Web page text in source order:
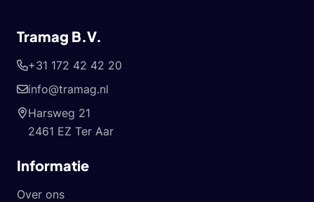
Tramag B.V.
+31 172 42 42 20
info@tramag.nl
Harsweg 21
2461 EZ Ter Aar
Informatie
Over ons